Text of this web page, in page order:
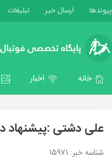
پیوندها ارسال خبر تبلیغات
خانه اخبار
علی دشتی :پیشنهاد
شناسه خبر: 15971